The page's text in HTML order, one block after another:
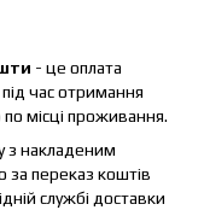
- це оплата
час отримання
місці проживання.
з накладеним
за переказ коштів
службі доставки